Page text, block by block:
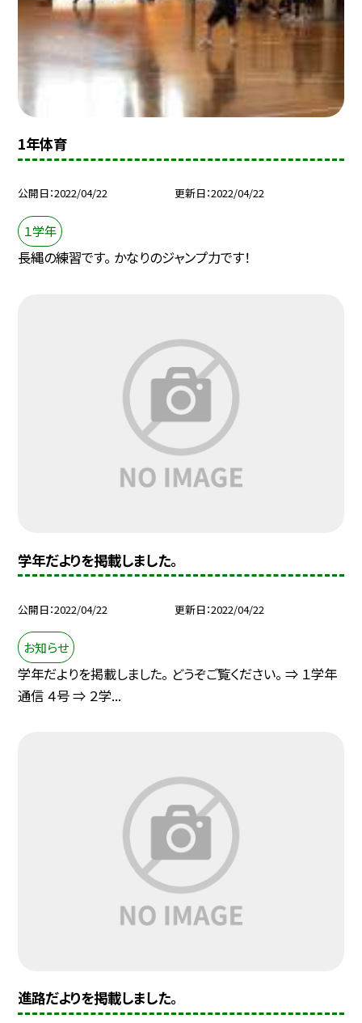
1年体育
公開日 2022/04/22 更新日 2022/04/22
１学年
長縄の練習です。 かなりのジャンプ力です！
学年だよりを掲載しました。
公開日 2022/04/22 更新日 2022/04/22
お知らせ
学年だよりを掲載しました。 どうぞご覧ください。 ⇒ １学年
通信 ４号 ⇒ ２学...
進路だよりを掲載しました。